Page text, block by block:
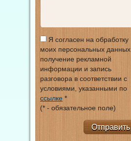
Я согласен на обработку
моих персональных данных,
получение рекламной
информации и запись
разговора в соответствии с
условиями, указанными по
ссылке *
(* - обязательное поле)
Отправить